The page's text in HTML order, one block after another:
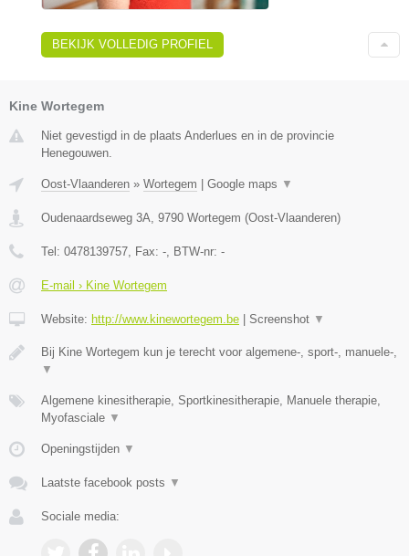
BEKIJK VOLLEDIG PROFIEL
Kine Wortegem
Niet gevestigd in de plaats Anderlues en in de provincie
Henegouwen.
Oost-Vlaanderen » Wortegem | Google maps ▼
Oudenaardseweg 3A 9790 Wortegem (Oost-Vlaanderen)
Tel: 0478139757 , Fax: - , BTW-nr: -
E-mail › Kine Wortegem
Website: http://www.kinewortegem.be | Screenshot ▼
Bij Kine Wortegem kun je terecht voor algemene-, sport-, manuele-,
▼
Algemene kinesitherapie, Sportkinesitherapie, Manuele therapie,
Myofasciale ▼
Openingstijden ▼
Laatste facebook posts ▼
Sociale media: